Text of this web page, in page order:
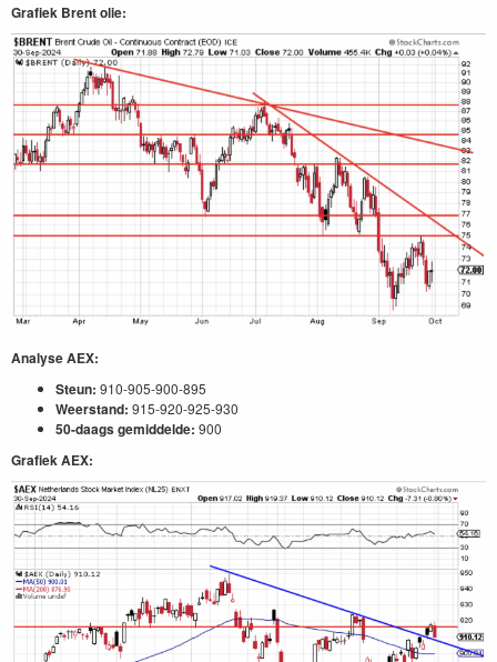
Grafiek Brent olie:
Analyse AEX:
Steun: 910-905-900-895
Weerstand: 915-920-925-930
50-daags gemiddelde: 900
Grafiek AEX: